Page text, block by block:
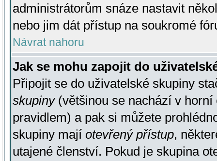
administrátorům snáze nastavit
nebo jim dát přístup na soukromé
Návrat nahoru
Jak se mohu zapojit do
Připojit se do uživatelské skupiny
skupiny(většinou se nachází v horní
pravidlem) a pak si můžete
skupiny mají otevřený přístup,
utajené členství. Pokud je skupina